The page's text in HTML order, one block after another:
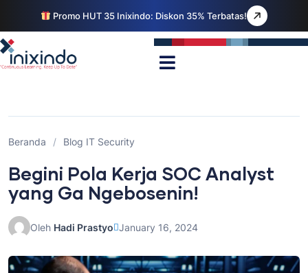
Promo HUT 35 Inixindo: Diskon 35% Terbatas!
Beranda / Blog IT Security
Begini Pola Kerja SOC Analyst
yang Ga Ngebosenin!
Oleh Hadi Prastyo January 16, 2024